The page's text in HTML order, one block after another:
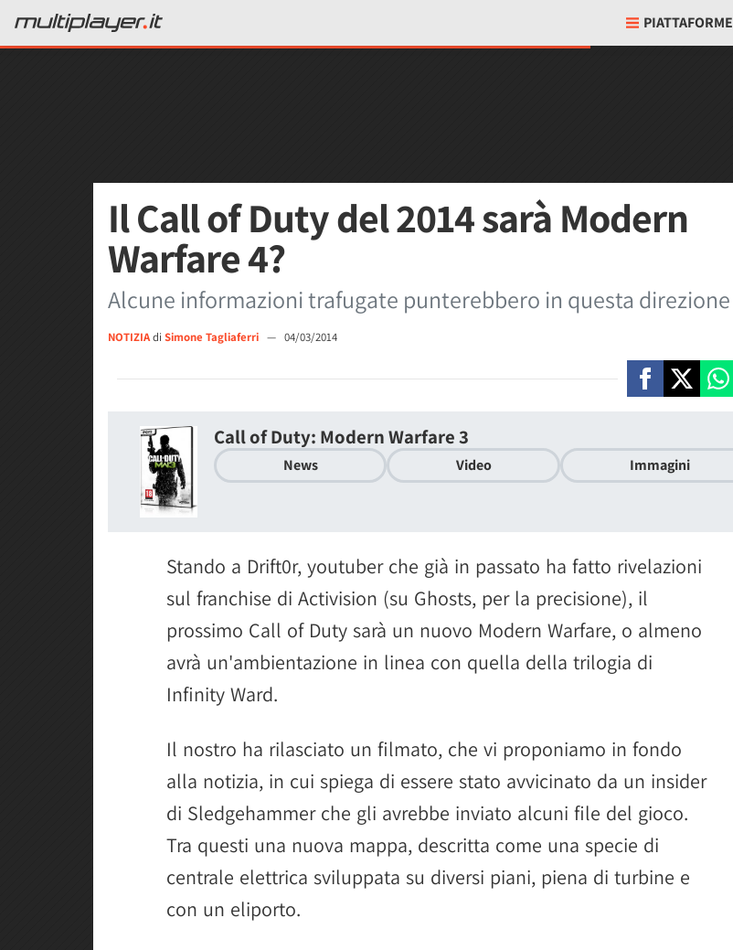
PIATTAFORME
Il Call of Duty del 2014 sarà Modern
Warfare 4?
Alcune informazioni trafugate punterebbero in questa direzione
NOTIZIAdi Simone Tagliaferri — 04/03/2014
Call of Duty: Modern Warfare 3
News Video Immagini
Stando a Drift0r, youtuber che già in passato ha fatto rivelazioni
sul franchise di Activision (su Ghosts, per la precisione), il
prossimo Call of Duty sarà un nuovo Modern Warfare, o almeno
avrà un'ambientazione in linea con quella della trilogia di
Infinity Ward.
Il nostro ha rilasciato un filmato, che vi proponiamo in fondo
alla notizia, in cui spiega di essere stato avvicinato da un insider
di Sledgehammer che gli avrebbe inviato alcuni file del gioco.
Tra questi una nuova mappa, descritta come una specie di
centrale elettrica sviluppata su diversi piani, piena di turbine e
con un eliporto.